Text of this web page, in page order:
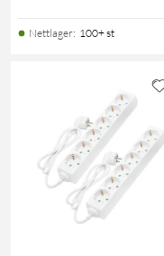
Nettlager: 100+ st